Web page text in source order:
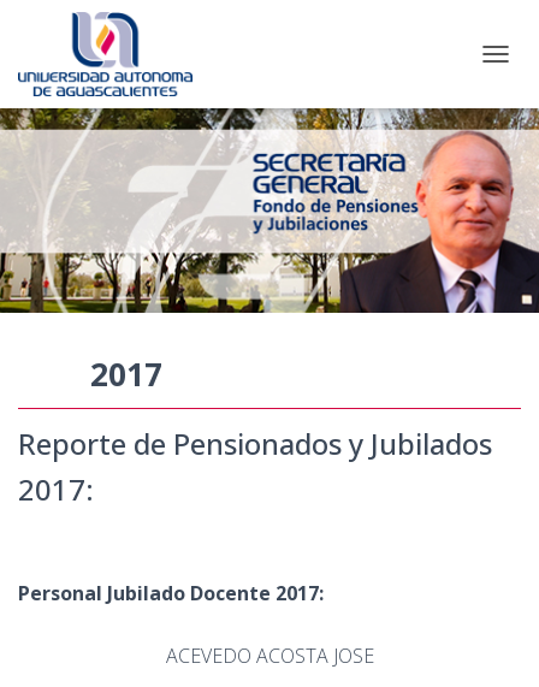
2017
Reporte de Pensionados y Jubilados
2017:
Personal Jubilado Docente 2017:
ACEVEDO ACOSTA JOSE